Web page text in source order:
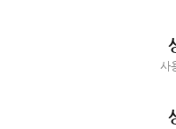
사